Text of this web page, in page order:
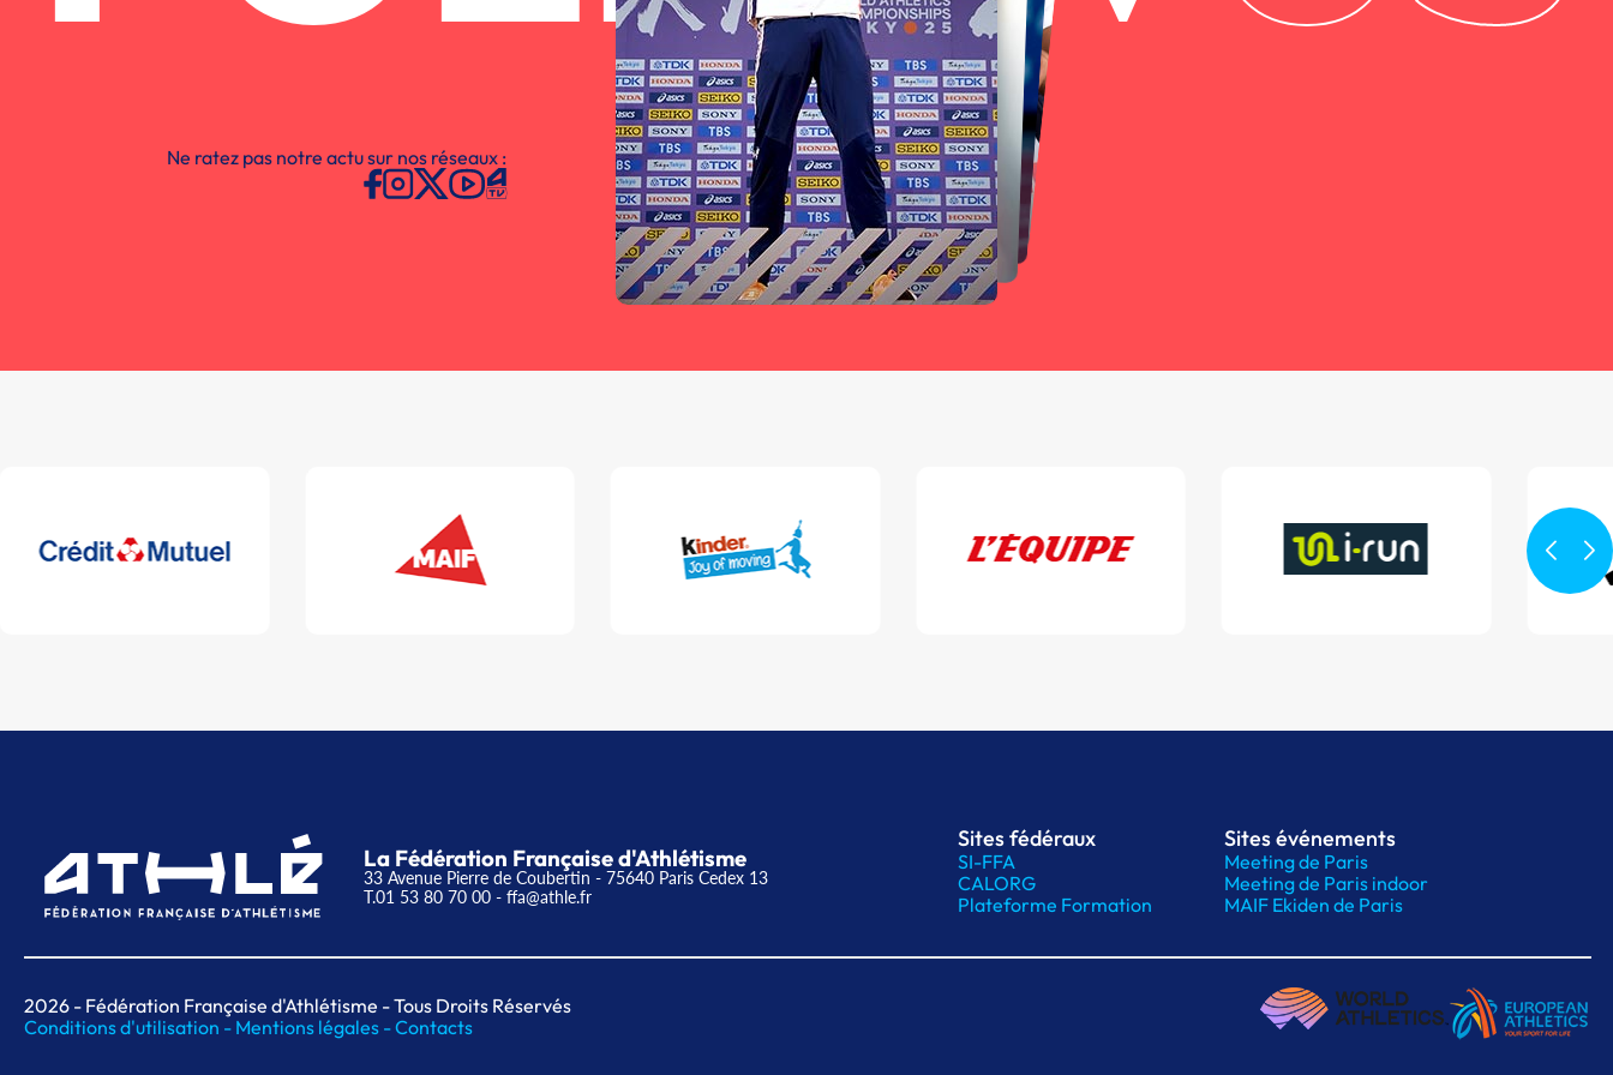
Ne ratez pas notre actu sur nos réseaux :
La Fédération Française d'Athlétisme
33 Avenue Pierre de Coubertin - 75640 Paris Cedex 13
T.01 53 80 70 00 - ffa@athle.fr
Sites fédéraux
SI-FFA
CALORG
Plateforme Formation
Sites événements
Meeting de Paris
Meeting de Paris indoor
MAIF Ekiden de Paris
2026 - Fédération Française d'Athlétisme - Tous Droits Réservés
Conditions d'utilisation - Mentions légales -Contacts